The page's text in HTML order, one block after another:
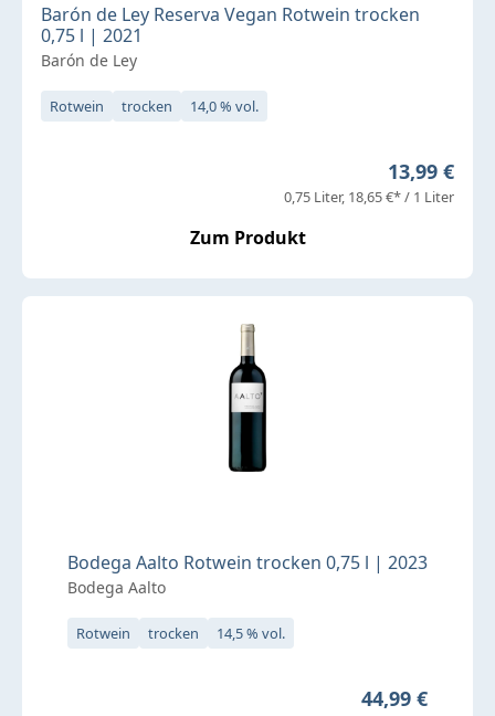
Barón de Ley Reserva Vegan Rotwein trocken
0,75 l | 2021
Barón de Ley
Rotwein trocken 14,0 % vol.
Regulärer
13,99 €
0,75 Liter 18,65 €* / 1 Liter
Zum Produkt
Bodega Aalto Rotwein trocken 0,75 l | 2023
Bodega Aalto
Rotwein trocken 14,5 % vol.
Regulärer
44,99 €